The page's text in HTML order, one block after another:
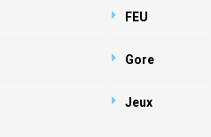
FEU
Gore
Jeux